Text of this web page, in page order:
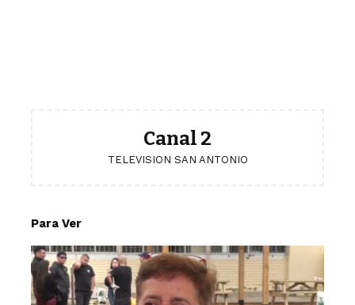
Canal 2
TELEVISION SAN ANTONIO
Para Ver